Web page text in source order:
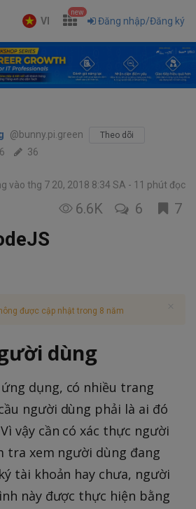
VI
new
Đăng nhập/Đăng ký
@bunny.pi.green Theo dõi
36
vào thg 7 20, 2018 8:34 SA 11 phút đọc
6.6K 6 7
được cập nhật trong 8 năm
dùng
dụng, có nhiều trang
người dùng phải là ai đó
vậy cần có xác thực người
tra xem người dùng đang
tài khoản hay chưa, người
này được thực hiện bằng